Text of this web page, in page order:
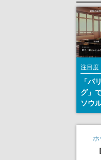
注目度
「パ
グ」
ソウ
『小
イク
失敗
DIED
ホ